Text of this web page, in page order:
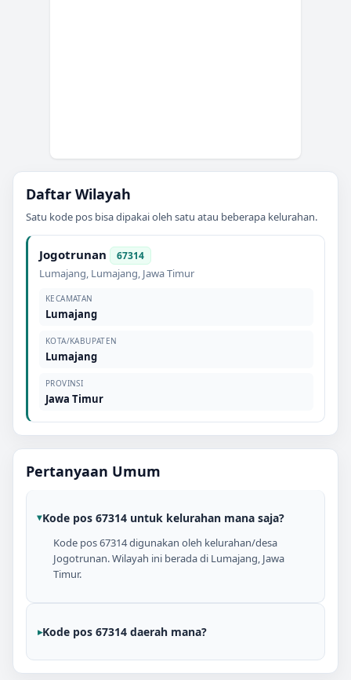
Daftar Wilayah
Satu kode pos bisa dipakai oleh satu atau beberapa kelurahan.
Jogotrunan 67314
Lumajang, Lumajang, Jawa Timur
KECAMATAN
Lumajang
KOTA/KABUPATEN
Lumajang
PROVINSI
Jawa Timur
Pertanyaan Umum
Kode pos 67314 untuk kelurahan mana saja?
Kode pos 67314 digunakan oleh kelurahan/desa
Jogotrunan. Wilayah ini berada di Lumajang, Jawa
Timur.
Kode pos 67314 daerah mana?